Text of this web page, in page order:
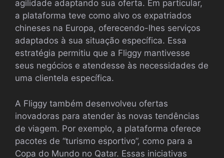
agilidade adaptando sua oferta. Em particular,
a plataforma teve como alvo os expatriados
chineses na Europa, oferecendo-lhes serviços
adaptados à sua situação específica. Essa
estratégia permitiu que a Fliggy mantivesse
seus negócios e atendesse às necessidades de
uma clientela específica.
A Fliggy também desenvolveu ofertas
inovadoras para atender às novas tendências
de viagem. Por exemplo, a plataforma oferece
pacotes de “turismo esportivo”, como para a
Copa do Mundo no Qatar. Essas iniciativas